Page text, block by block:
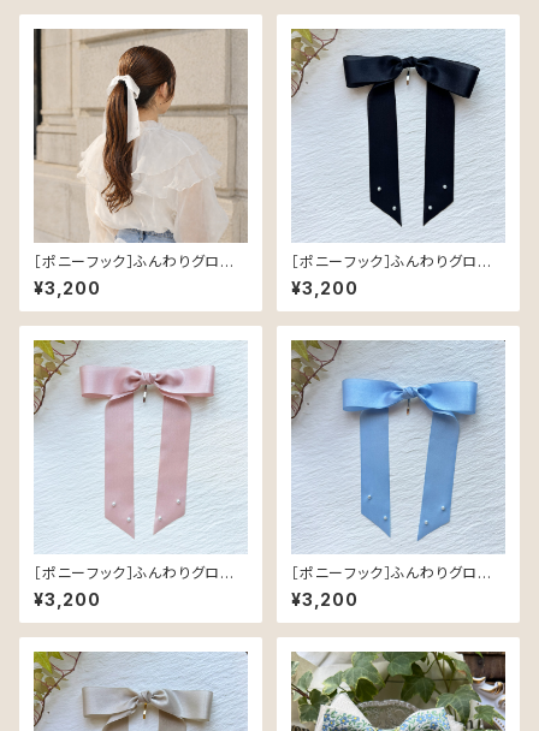
［ポニーフック］ふんわりグロスリ
ボン／White｜つやめく軽やか
なヘアリボン
¥3,200
［ポニーフック］ふんわりグロスリ
ボン／Black｜つやめく軽やか
なヘアリボン
¥3,200
［ポニーフック］ふんわりグロスリ
ボン／Pink｜つやめく軽やかな
ヘアリボン
¥3,200
［ポニーフック］ふんわりグロスリ
ボン／Light Blue｜つやめく軽
やかなヘアリボン
¥3,200